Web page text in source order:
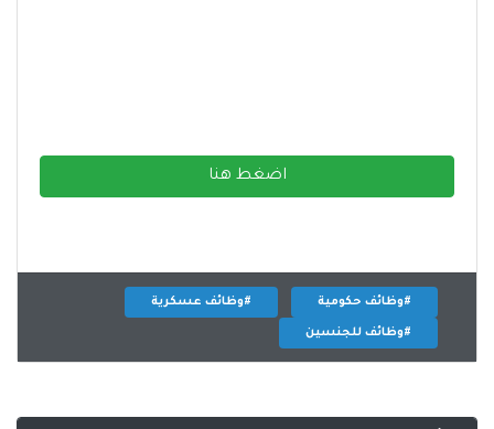
اضغط هنا
#وظائف حكومية #وظائف عسكرية
#وظائف للجنسين